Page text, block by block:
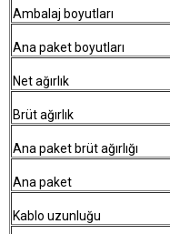
Ambalaj boyutları
Ana paket boyutları
Net ağırlık
Brüt ağırlık
Ana paket brüt ağırlığı
Ana paket
Kablo uzunluğu